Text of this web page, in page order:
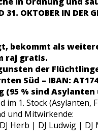
31. OKTOBER IN
bekommt als
raj gratis.
der
Süd – IBAN:
% sind
im 1. Stock (Asylanten,
und Mitwirkende:
Herb | DJ Ludwig |